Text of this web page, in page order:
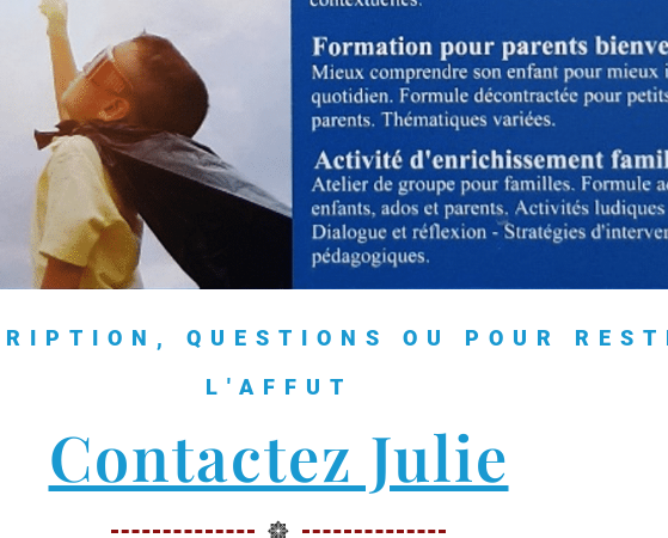
QUESTIONS OU POUR
L'AFFUT
Contactez Julie